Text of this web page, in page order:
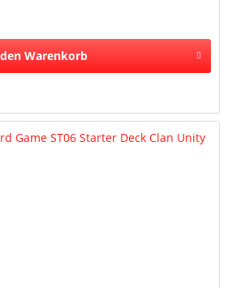
Warenkorb